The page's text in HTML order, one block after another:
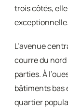
trois côtés,
exceptionnelle.
L’avenue
courre du
parties. À
bâtiments bas
quartier